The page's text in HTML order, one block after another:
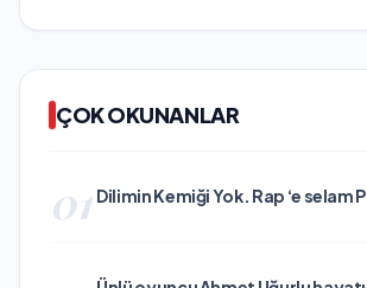
ÇOK OKUNANLAR
01 Dilimin Kemiği Yok. Rap ‘e selam